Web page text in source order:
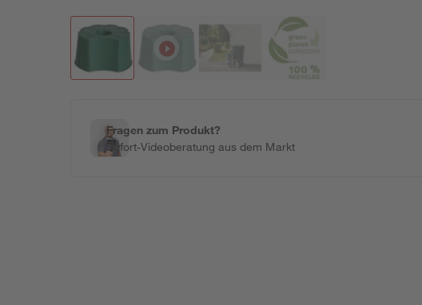
Fragen zum Produkt?
Sofort-Videoberatung aus dem Markt